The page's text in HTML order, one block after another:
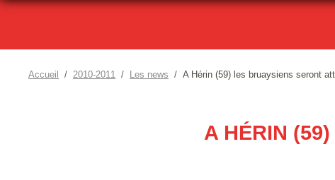
Accueil 2010-2011 Les news A Hérin (59) les bruaysiens seront
A HÉRIN